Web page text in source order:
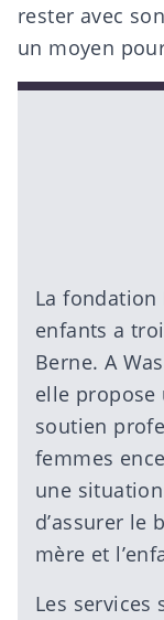
rester avec
un moyen
Lafondation
enfants a
Berne. A
elle propose
soutien
femmes
une
d’assurer le
mère et
Les services